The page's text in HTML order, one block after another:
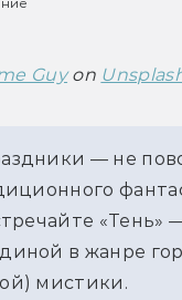
Guy on
— не
«Тень»
в жанре
мистики.